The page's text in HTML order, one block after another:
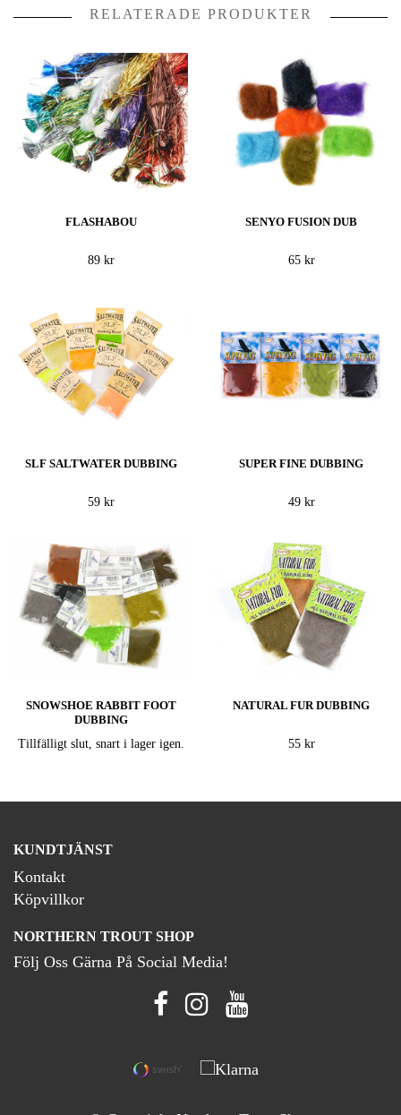
RELATERADE PRODUKTER
FLASHABOU
89 kr
SENYO FUSION DUB
65 kr
SLF SALTWATER DUBBING
59 kr
SUPER FINE DUBBING
49 kr
SNOWSHOE RABBIT FOOT
DUBBING
Tillfälligt slut, snart i lager igen.
NATURAL FUR DUBBING
55 kr
KUNDTJÄNST
Kontakt
Köpvillkor
NORTHERN TROUT SHOP
Följ Oss Gärna På Social Media!